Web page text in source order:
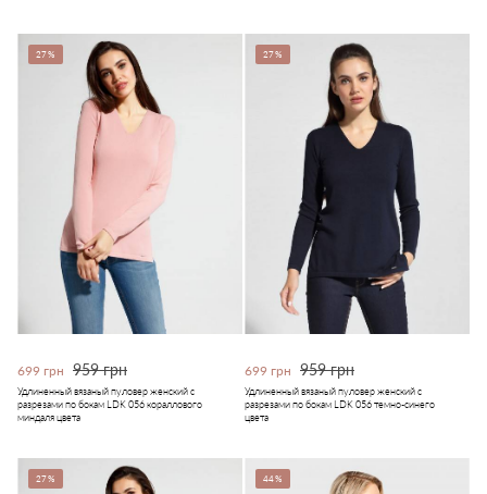
27%
699 грн 959 грн
Удлиненный вязаный пуловер женский с
разрезами по бокам LDK 056 кораллового
миндаля цвета
27%
699 грн 959 грн
Удлиненный вязаный пуловер женский с
разрезами по бокам LDK 056 темно-синего
цвета
27% 44%